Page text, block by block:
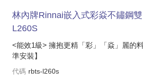
林內牌Rinnai嵌入式彩焱不鏽鋼
L260S
<能效1級> 擁抱更精「彩」「焱」麗的
準安裝】
代碼 rbts-l260s